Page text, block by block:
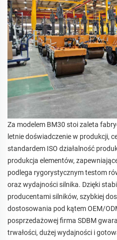
Za modelem BM30 stoi zaleta
letnie doświadczenie w produkcji,
standardem ISO działalność
produkcja elementów,
podlega rygorystycznym testom
oraz wydajności silnika. Dzięki
producentami silników, szybkiej
dostosowania pod kątem OEM/
posprzedażowej firma SDBM
trwałości, dużej wydajności i